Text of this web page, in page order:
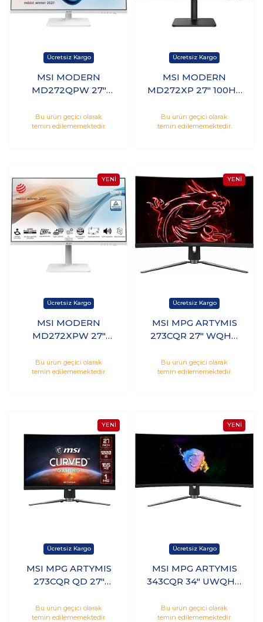
MSI MODERN
MD272QPW 27"
Hdmı Dp Type-C
Monitör
Bu ürün geçici olarak
temin edilememektedir.
MSI MODERN
MD272XP 27" 100Hz
Monitör
Bu ürün geçici olarak
temin edilememektedir.
MSI MODERN
MD272XPW 27"
IPS Monitör
Bu ürün geçici olarak
temin edilememektedir.
MSI MPG ARTYMIS
273CQR 27" WQHD
Dp Type-C Curved
Gaming Monitör
Bu ürün geçici olarak
temin edilememektedir.
MSI MPG ARTYMIS
273CQR QD 27"
Hdmı Dp Type-C
Bu ürün geçici olarak
temin edilememektedir.
MSI MPG ARTYMIS
343CQR 34" UWQHD
Dp Adaptıve Sync
Bu ürün geçici olarak
temin edilememektedir.